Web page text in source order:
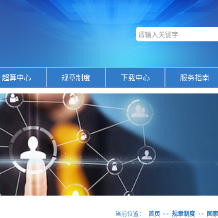
超算中心 规章制度 下载中心 服务指南
当前位置： 首页 >> 规章制度 >> 国